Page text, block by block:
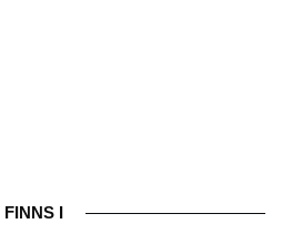
FINNS I